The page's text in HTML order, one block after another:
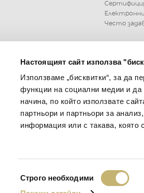
Настоящият сайт използва
Използваме „бисквитки“, за да
функции на социални медии и
начина, по който използвате
партньори и партньори за
информация или с такава, която
Строго необходими
Често
10 или
картова и платежна схема Bcard.